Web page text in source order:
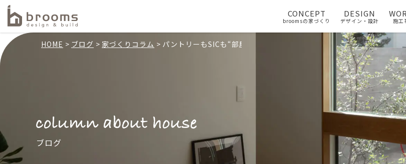
CONCEPT
broomsの家づくり
DESIGN
デザイン・設計 施工
HOME ブログ 家づくりコラム パントリーもSICも“部屋”は要らない？家を大きくせずに片づく収納の
ブログ